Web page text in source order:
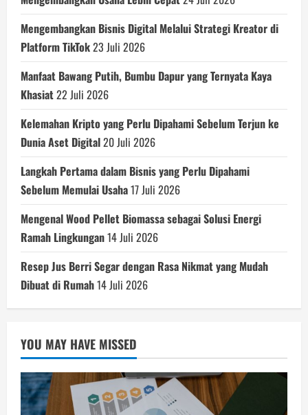
Mengembangkan Bisnis Digital Melalui Strategi Kreator di
Platform TikTok23 Juli 2026
Manfaat Bawang Putih, Bumbu Dapur yang Ternyata Kaya
Khasiat22 Juli 2026
Kelemahan Kripto yang Perlu Dipahami Sebelum Terjun ke
Dunia Aset Digital20 Juli 2026
Langkah Pertama dalam Bisnis yang Perlu Dipahami
Sebelum Memulai Usaha17 Juli 2026
Mengenal Wood Pellet Biomassa sebagai Solusi Energi
Ramah Lingkungan14 Juli 2026
Resep Jus Berri Segar dengan Rasa Nikmat yang Mudah
Dibuat di Rumah14 Juli 2026
YOU MAY HAVE MISSED